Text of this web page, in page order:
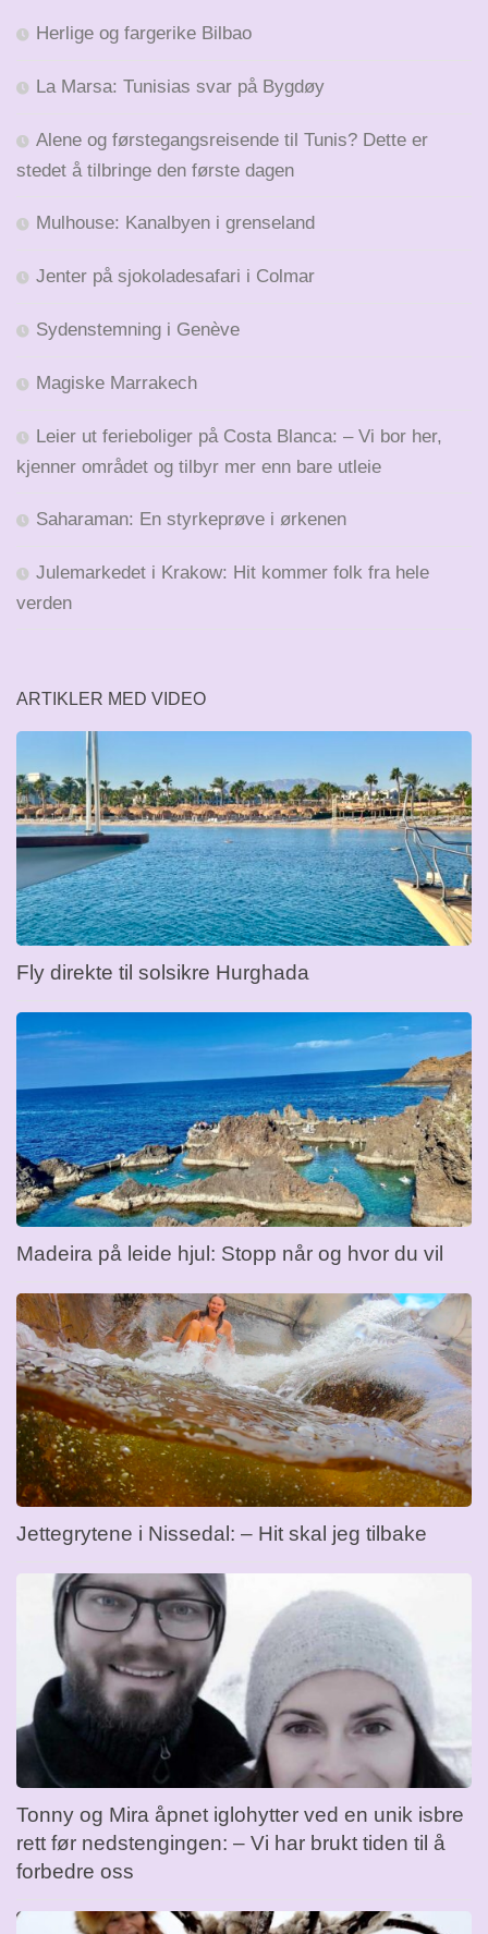
Herlige og fargerike Bilbao
La Marsa: Tunisias svar på Bygdøy
Alene og førstegangsreisende til Tunis? Dette er
stedet å tilbringe den første dagen
Mulhouse: Kanalbyen i grenseland
Jenter på sjokoladesafari i Colmar
Sydenstemning i Genève
Magiske Marrakech
Leier ut ferieboliger på Costa Blanca: – Vi bor her,
kjenner området og tilbyr mer enn bare utleie
Saharaman: En styrkeprøve i ørkenen
Julemarkedet i Krakow: Hit kommer folk fra hele
verden
ARTIKLER MED VIDEO
Fly direkte til solsikre Hurghada
Madeira på leide hjul: Stopp når og hvor du vil
Jettegrytene i Nissedal: – Hit skal jeg tilbake
Tonny og Mira åpnet iglohytter ved en unik isbre
rett før nedstengingen: – Vi har brukt tiden til å
forbedre oss